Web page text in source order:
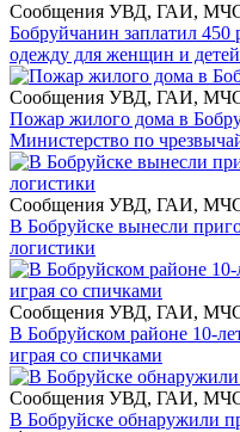
Сообщения УВД, ГАИ,
Бобруйчанин заплатил 450
одежду для женщин и детей
Сообщения УВД, ГАИ,
Пожар жилого дома в
Министерство по
Сообщения УВД, ГАИ,
В Бобруйске вынесли
логистики
Сообщения УВД, ГАИ,
В Бобруйском районе 10-
играя со спичками
Сообщения УВД, ГАИ,
В Бобруйске обнаружили